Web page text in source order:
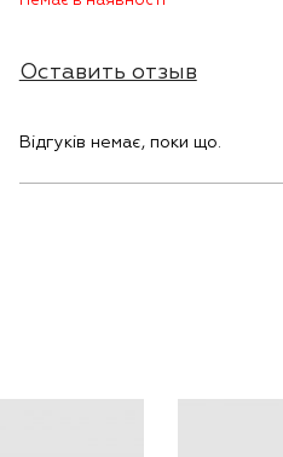
Оставить отзыв
Відгуків немає, поки що.